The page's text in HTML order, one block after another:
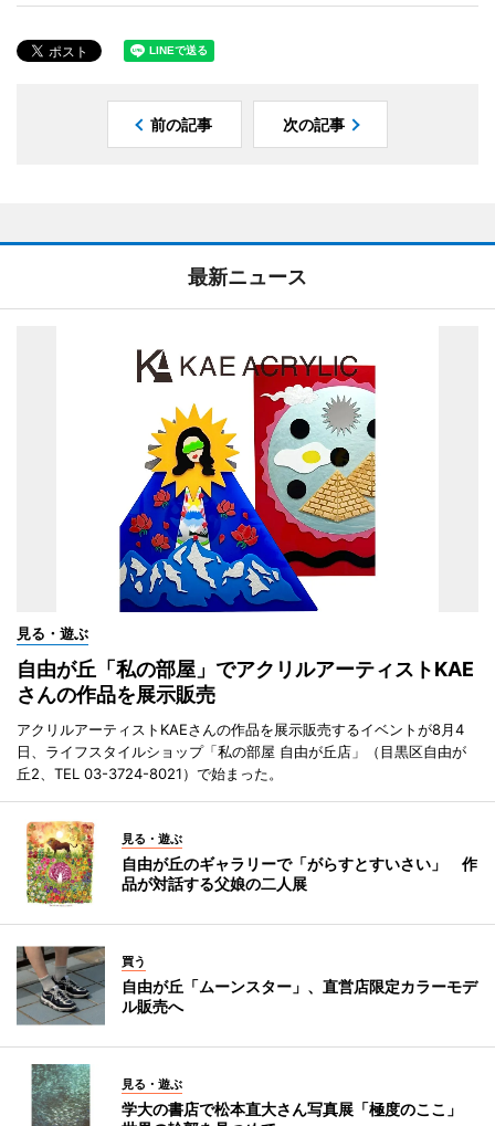
前の記事 次の記事
最新ニュース
見る・遊ぶ
自由が丘「私の部屋」でアクリルアーティストKAE
さんの作品を展示販売
アクリルアーティストKAEさんの作品を展示販売するイベントが8月4
日、ライフスタイルショップ「私の部屋 自由が丘店」（目黒区自由が
丘2、TEL 03-3724-8021）で始まった。
見る・遊ぶ
自由が丘のギャラリーで「がらすとすいさい」 作
品が対話する父娘の二人展
買う
自由が丘「ムーンスター」、直営店限定カラーモデ
ル販売へ
見る・遊ぶ
学大の書店で松本直大さん写真展「極度のここ」